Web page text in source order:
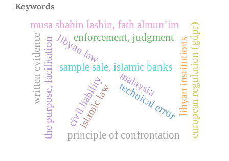
Keywords
sample sale, islamic banks
malaysia libyan institutions
the purpose, facilitation islamic law
principle of confrontation
civil liability
libyan law european regulation (gdpr)
musa shahin lashin, fath almun’im
written evidence enforcement, judgment
technical error